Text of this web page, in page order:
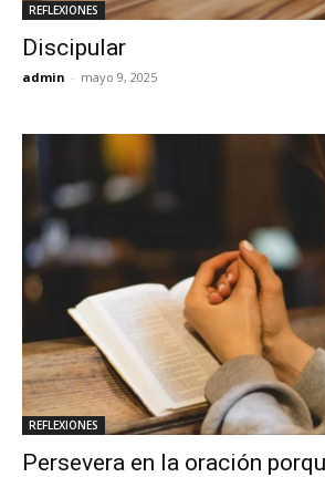
REFLEXIONES
Discipular
admin - mayo 9, 2025
REFLEXIONES
Persevera en la oración